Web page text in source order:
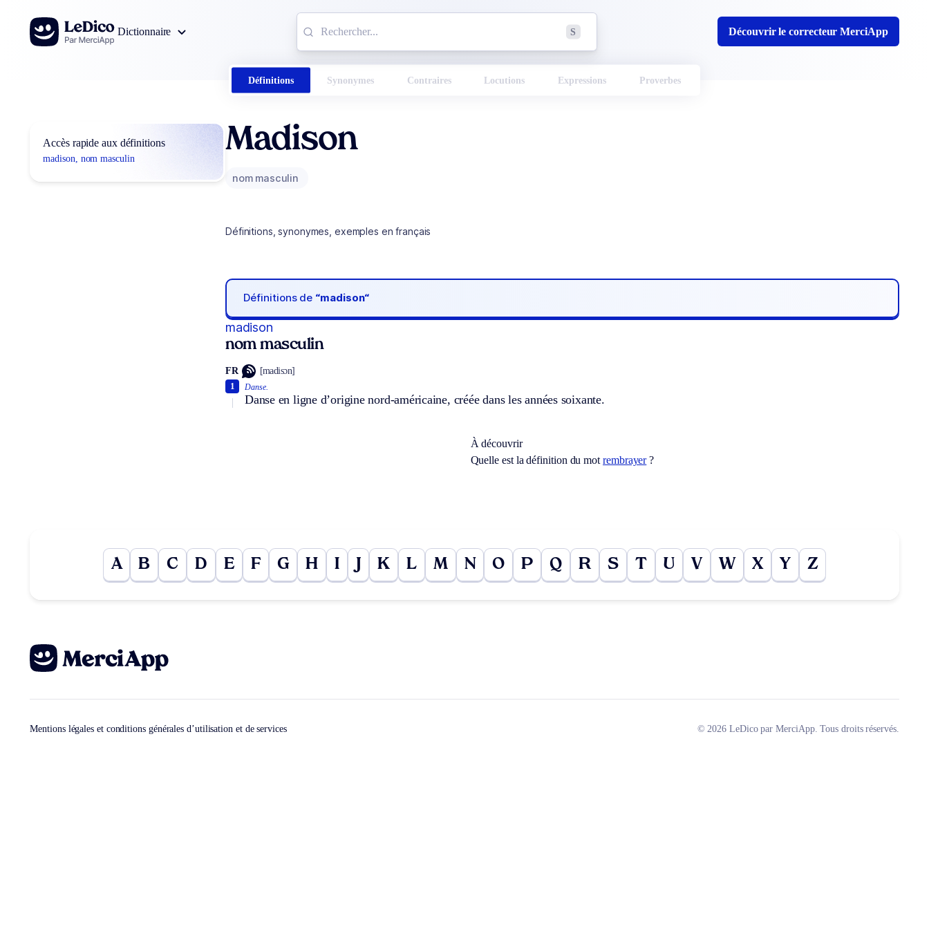
Aller au contenu
Dictionnaire
S Découvrir le correcteur MerciApp
Définitions Synonymes Contraires Locutions Expressions Proverbes
Accès rapide aux définitions
madison, nom masculin
Madison
nom masculin
Définitions, synonymes, exemples en français
Définitions de “madison“
madison
nom masculin
FR [madisɔn]
Danse.
Danse en ligne d’origine nord-américaine, créée dans les années soixante.
1
À découvrir
Quelle est la définition du motrembrayer?
A B C D E F G H I K L M N O P Q R S T U V W X Y Z
Mentions légales et conditions générales d’utilisation et de services © 2026 LeDico par MerciApp. Tous droits réservés.